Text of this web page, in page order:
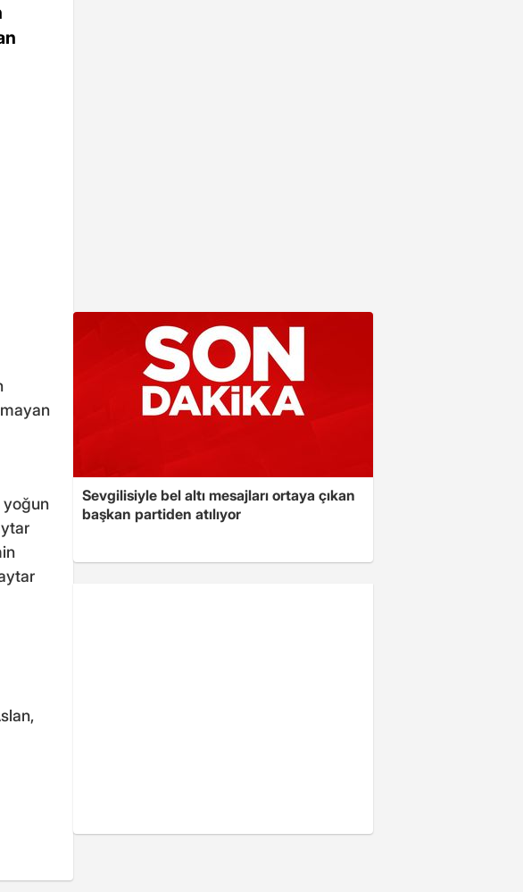
yoğun
Sevgilisiyle bel altı mesajları ortaya çıkan
başkan partiden atılıyor